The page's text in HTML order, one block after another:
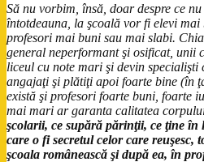
Să nu vorbim, însă, doar despre ce nu
întotdeauna, la şcoală vor fi elevi mai
profesori mai buni sau mai slabi.
general neperformant şi osificat, unii
liceul cu note mari şi devin specialişti
angajaţi şi plătiţi apoi foarte bine (în
există şi profesori foarte buni, foarte
mai mari ar garanta calitatea
şcolarii, ce supără părinţii, ce ţine în
care o fi secretul celor care reuşesc,
şcoala românească şi după ea, în